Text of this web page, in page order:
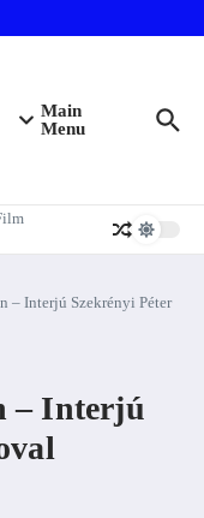
Main
Menu
– Interjú Szekrényi Péter
– Interjú